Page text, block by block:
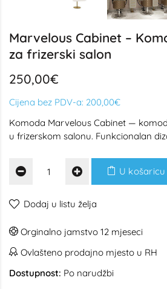
Marvelous Cabinet –
za frizerski salon
250,00€
Cijena bez PDV-a: 200,00€
Komoda Marvelous Cabinet —
u frizerskom salonu. Funkcionalan
U košaricu
Dodaj u listu želja
Orginalno jamstvo 12 mjeseci
Ovlašteno prodajno mjesto u RH
Dostupnost: Po narudžbi